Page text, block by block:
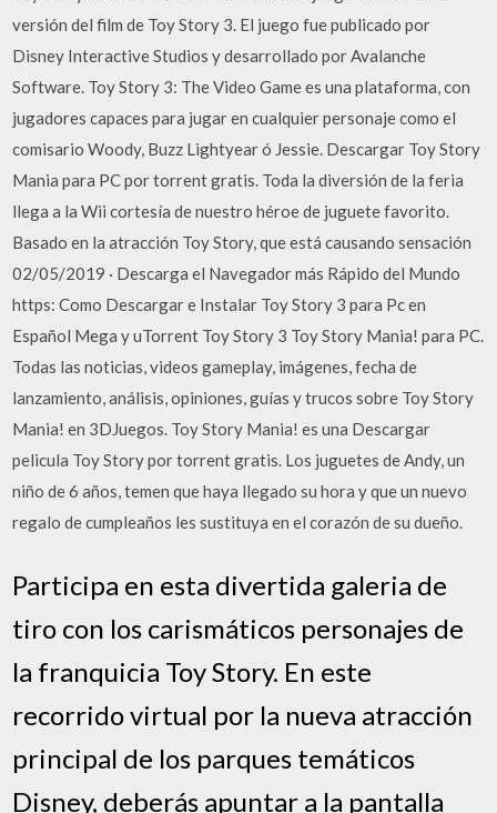
versión del film de Toy Story 3. El juego fue publicado por
Disney Interactive Studios y desarrollado por Avalanche
Software. Toy Story 3: The Video Game es una plataforma, con
jugadores capaces para jugar en cualquier personaje como el
comisario Woody, Buzz Lightyear ó Jessie. Descargar Toy Story
Mania para PC por torrent gratis. Toda la diversión de la feria
llega a la Wii cortesía de nuestro héroe de juguete favorito.
Basado en la atracción Toy Story, que está causando sensación
02/05/2019 · Descarga el Navegador más Rápido del Mundo
https: Como Descargar e Instalar Toy Story 3 para Pc en
Español Mega y uTorrent Toy Story 3 Toy Story Mania! para PC.
Todas las noticias, videos gameplay, imágenes, fecha de
lanzamiento, análisis, opiniones, guías y trucos sobre Toy Story
Mania! en 3DJuegos. Toy Story Mania! es una Descargar
pelicula Toy Story por torrent gratis. Los juguetes de Andy, un
niño de 6 años, temen que haya llegado su hora y que un nuevo
regalo de cumpleaños les sustituya en el corazón de su dueño.
Participa en esta divertida galeria de
tiro con los carismáticos personajes de
la franquicia Toy Story. En este
recorrido virtual por la nueva atracción
principal de los parques temáticos
Disney, deberás apuntar a la pantalla